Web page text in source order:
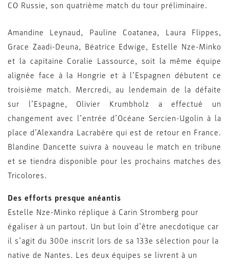
CO Russie, son quatrième match du tour préliminaire.
Amandine Leynaud, Pauline Coatanea, Laura Flippes,
Grace Zaadi-Deuna, Béatrice Edwige, Estelle Nze-Minko
et la capitaine Coralie Lassource, soit la même équipe
alignée face à la Hongrie et à l’Espagnen débutent ce
troisième match. Mercredi, au lendemain de la défaite
sur l’Espagne, Olivier Krumbholz a effectué un
changement avec l’entrée d’Océane Sercien-Ugolin à la
place d’Alexandra Lacrabère qui est de retour en France.
Blandine Dancette suivra à nouveau le match en tribune
et se tiendra disponible pour les prochains matches des
Tricolores.
Des efforts presque anéantis
Estelle Nze-Minko réplique à Carin Stromberg pour
égaliser à un partout. Un but loin d’être anecdotique car
il s’agit du 300e inscrit lors de sa 133e sélection pour la
native de Nantes. Les deux équipes se livrent à un